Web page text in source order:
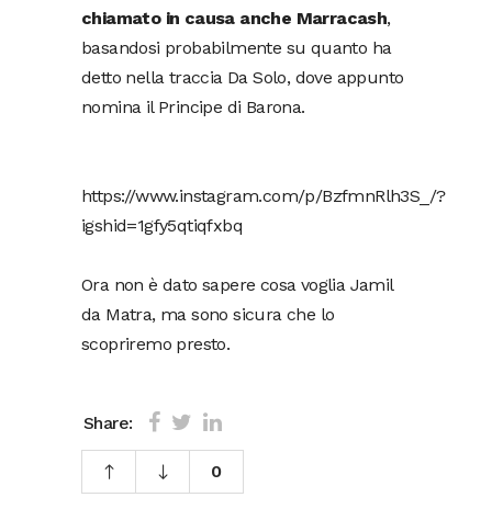
chiamato in causa anche Marracash,
basandosi probabilmente su quanto ha
detto nella traccia Da Solo, dove appunto
nomina il Principe di Barona.
https://www.instagram.com/p/BzfmnRlh3S_/?
igshid=1gfy5qtiqfxbq
Ora non è dato sapere cosa voglia Jamil
da Matra, ma sono sicura che lo
scopriremo presto.
Share:
0